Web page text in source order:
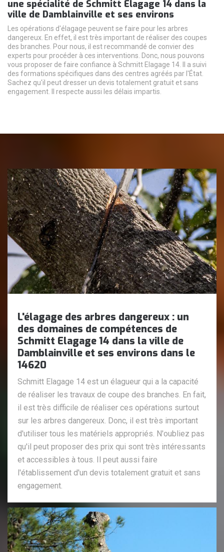
une spécialité de Schmitt Elagage 14 dans la
ville de Damblainville et ses environs
Les opérations d'élagage peuvent se faire pour les arbres
dangereux. En effet, il est très important de réaliser des coupes
des branches. Pour nous, il est recommandé de convier des
experts pour procéder à ces interventions. Donc, nous pouvons
vous proposer de faire confiance à Schmitt Elagage 14. Il a suivi
des formations spécifiques dans des centres agréés par l'État.
Sachez qu'il peut dresser un devis totalement gratuit et sans
engagement. Il respecte aussi les délais impartis.
L'élagage des arbres dangereux : un
des domaines de compétences de
Schmitt Elagage 14 dans la ville de
Damblainville et ses environs dans le
14620
Schmitt Elagage 14 est un élagueur qui a la capacité
de réaliser les travaux de coupe des branches. En fait,
il est très difficile de réaliser ces opérations surtout
sur les arbres dangereux. Donc, il est très important
d'utiliser tous les matériels appropriés. N'oubliez pas
qu'il peut proposer des prix qui sont très intéressants
et accessibles à tous. Il peut aussi faire
l'établissement d'un devis totalement gratuit et sans
engagement.